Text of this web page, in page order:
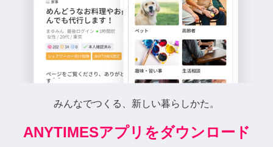
みんなでつくる、新しい暮らしかた。
ANYTIMESアプリをダウンロード